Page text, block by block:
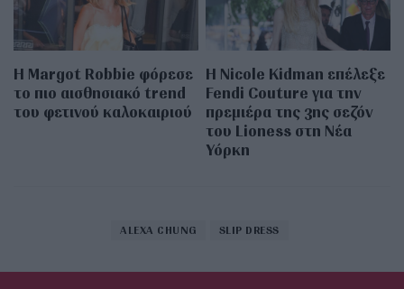
Η Margot Robbie φόρεσε
το πιο αισθησιακό trend
του φετινού καλοκαιριού
Η Nicole Kidman επέλεξε
Fendi Couture για την
πρεμιέρα της 3ης σεζόν
του Lioness στη Νέα
Υόρκη
ALEXA CHUNG SLIP DRESS